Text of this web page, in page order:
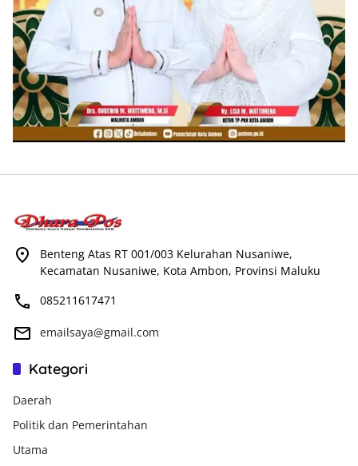
Benteng Atas RT 001/003 Kelurahan Nusaniwe,
Kecamatan Nusaniwe, Kota Ambon, Provinsi Maluku
085211617471
emailsaya@gmail.com
Kategori
Daerah
Politik dan Pemerintahan
Utama